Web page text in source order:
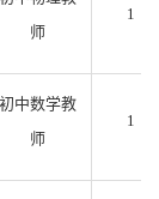
师
1
初中数学教
师
1